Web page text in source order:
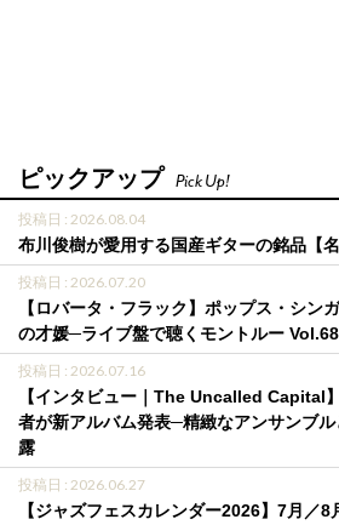
ピックアップ Pick Up!
投稿日 : 2026.08.04
布川俊樹が愛用する国産ギターの銘品【
投稿日 : 2026.07.20
【ロバータ・フラック】ポップス・シン
の才媛─ライブ盤で聴くモントルー Vol.68
投稿日 : 2026.07.16
【インタビュー｜The Uncalled Capital
者が新アルバム発表─精緻なアンサンブ
露
投稿日 : 2026.06.27
【ジャズフェスカレンダー2026】7月／